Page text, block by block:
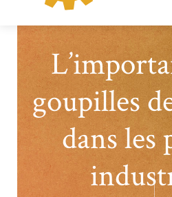
goupilles
dans les